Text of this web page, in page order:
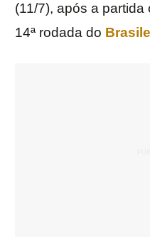
(11/7), após a partida
14ª rodada do